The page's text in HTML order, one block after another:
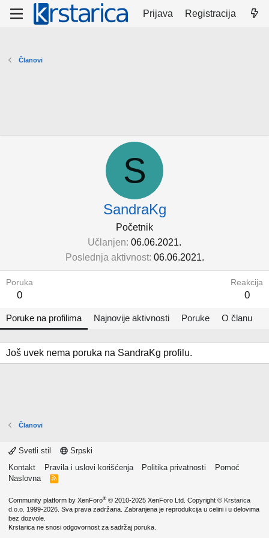
Prijava Registracija
Članovi
S
SandraKg
Početnik
Učlanjen 06.06.2021.
Poslednja aktivnost 06.06.2021.
Poruka
0
Reakcija
0
Poruke na profilima Najnovije aktivnosti Poruke O članu
Još uvek nema poruka na SandraKg profilu.
Članovi
Svetli stil
Srpski
Kontakt
Pravila i uslovi korišćenja Politika privatnosti
Pomoć
Naslovna
R
Community platform by XenForo® © 2010-2025 XenForo Ltd. Copyright © Krstarica
d.o.o. 1999-2026. Sva prava zadržana. Zabranjena je reprodukcija u celini i u delovima
bez dozvole.
Krstarica ne snosi odgovornost za sadržaj poruka.